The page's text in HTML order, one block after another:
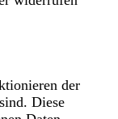
der
Diese